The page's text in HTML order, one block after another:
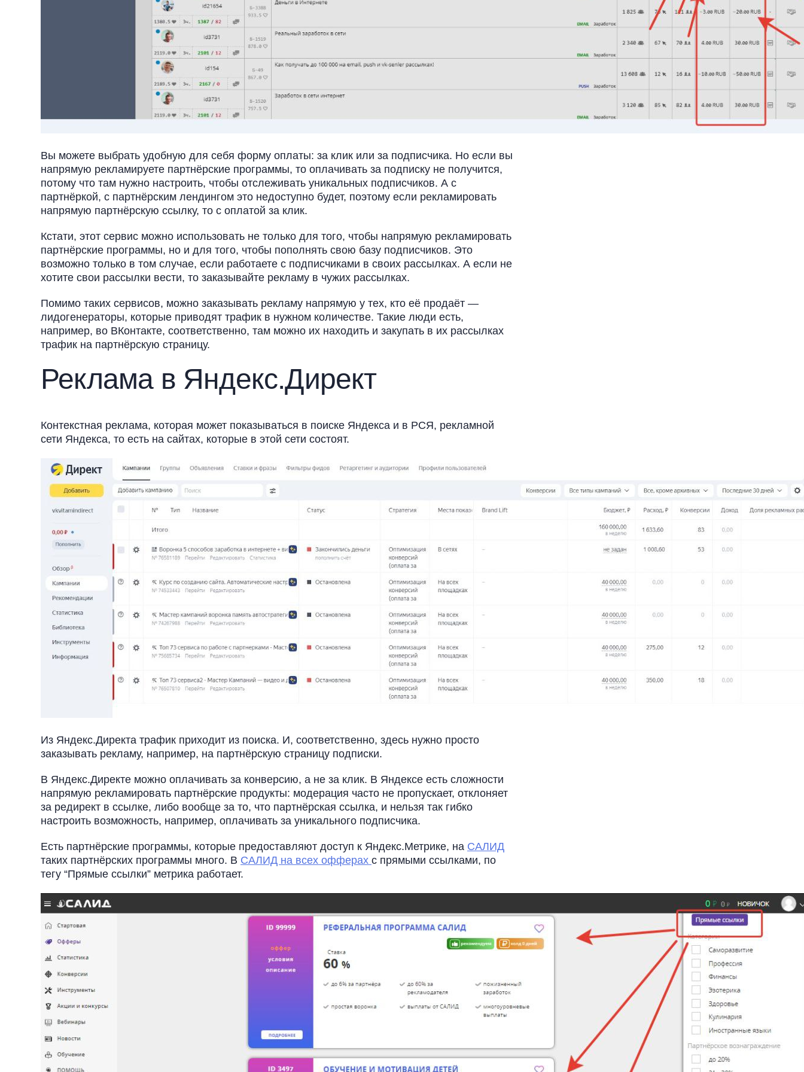
Вы можете выбрать удобную для себя форму оплаты: за клик или за подписчика. Но если вы
напрямую рекламируете партнёрские программы, то оплачивать за подписку не получится,
потому что там нужно настроить, чтобы отслеживать уникальных подписчиков. А с
партнёркой, с партнёрским лендингом это недоступно будет, поэтому если рекламировать
напрямую партнёрскую ссылку, то с оплатой за клик.
Кстати, этот сервис можно использовать не только для того, чтобы напрямую рекламировать
партнёрские программы, но и для того, чтобы пополнять свою базу подписчиков. Это
возможно только в том случае, если работаете с подписчиками в своих рассылках. А если не
хотите свои рассылки вести, то заказывайте рекламу в чужих рассылках.
Помимо таких сервисов, можно заказывать рекламу напрямую у тех, кто её продаёт —
лидогенераторы, которые приводят трафик в нужном количестве. Такие люди есть,
например, во ВКонтакте, соответственно, там можно их находить и закупать в их рассылках
трафик на партнёрскую страницу.
Реклама в Яндекс.Директ
Контекстная реклама, которая может показываться в поиске Яндекса и в РСЯ, рекламной
сети Яндекса, то есть на сайтах, которые в этой сети состоят.
Из Яндекс.Директа трафик приходит из поиска. И, соответственно, здесь нужно просто
заказывать рекламу, например, на партнёрскую страницу подписки.
В Яндекс.Директе можно оплачивать за конверсию, а не за клик. В Яндексе есть сложности
напрямую рекламировать партнёрские продукты: модерация часто не пропускает, отклоняет
за редирект в ссылке, либо вообще за то, что партнёрская ссылка, и нельзя так гибко
настроить возможность, например, оплачивать за уникального подписчика.
Есть партнёрские программы, которые предоставляют доступ к Яндекс.Метрике, на САЛИД
таких партнёрских программы много. В САЛИД на всех офферах с прямыми ссылками, по
тегу “Прямые ссылки” метрика работает.